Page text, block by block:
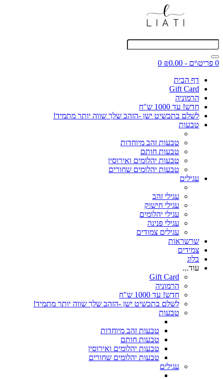
0 פריט\ים - ₪0.00
0
דף הבית
Gift Card
הרמוניה
חדש! עד 1000 ש"ח
לשלם בתכשיט ישן -הזהב שלך שווה יותר מתמיד!
טבעות
טבעות זהב מיוחדות
טבעות חותם
טבעות יהלומים ואירוסין
טבעות יהלומים שחורים
עגילים
עגילי זהב
עגילי חישוק
עגילי יהלומים
עגילי פנינה
עגילים צמודים
שרשראות
צמידים
בלוג
עוד...
Gift Card
הרמוניה
חדש! עד 1000 ש"ח
לשלם בתכשיט ישן -הזהב שלך שווה יותר מתמיד!
טבעות
טבעות זהב מיוחדות
טבעות חותם
טבעות יהלומים ואירוסין
טבעות יהלומים שחורים
עגילים